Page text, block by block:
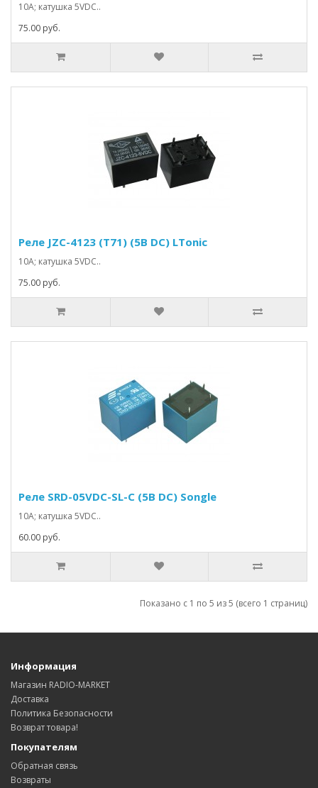
10А; катушка 5VDC..
75.00 руб.
Реле JZC-4123 (T71) (5В DC) LTonic
10A; катушка 5VDC..
75.00 руб.
Реле SRD-05VDC-SL-C (5В DC) Songle
10A; катушка 5VDC..
60.00 руб.
Показано с 1 по 5 из 5 (всего 1 страниц)
Информация
Магазин RADIO-MARKET
Доставка
Политика Безопасности
Возврат товара!
Покупателям
Обратная связь
Возвраты